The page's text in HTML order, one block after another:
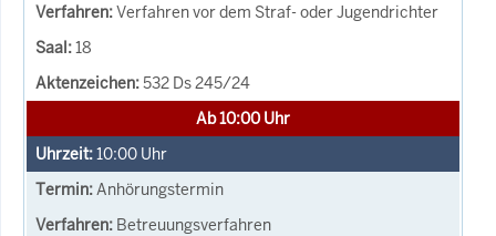
Verfahren vor dem Straf- oder Jugendrichter
18
532 Ds 245/24
Ab 10:00 Uhr
10:00 Uhr
Anhörungstermin
Betreuungsverfahren